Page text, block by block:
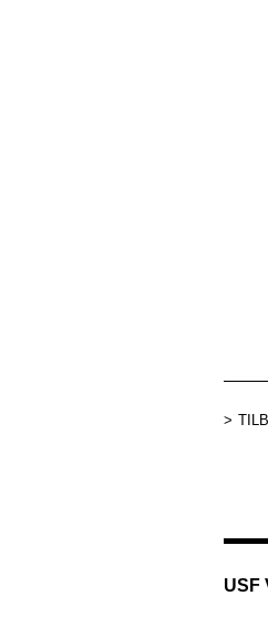
USF